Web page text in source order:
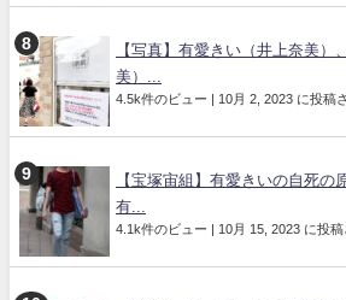
【写真】有愛きい（井上奈美）
美）...
4.5k件のビュー | 10月 2, 2023 に投稿
【宝塚宙組】有愛きいの自死の
有...
4.1k件のビュー | 10月 15, 2023 に投稿